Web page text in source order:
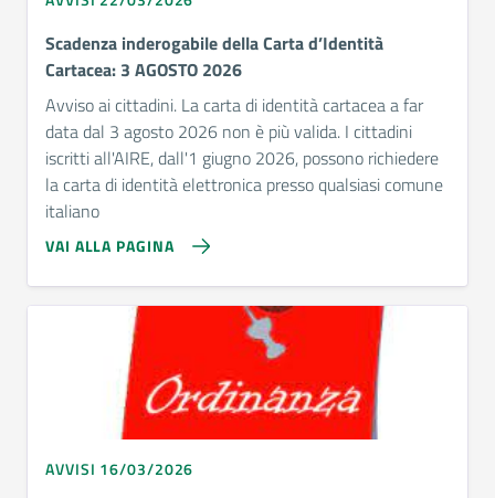
Scadenza inderogabile della Carta d’Identità
Cartacea: 3 AGOSTO 2026
Avviso ai cittadini. La carta di identità cartacea a far
data dal 3 agosto 2026 non è più valida. I cittadini
iscritti all'AIRE, dall'1 giugno 2026, possono richiedere
la carta di identità elettronica presso qualsiasi comune
italiano
VAI ALLA PAGINA
AVVISI 16/03/2026